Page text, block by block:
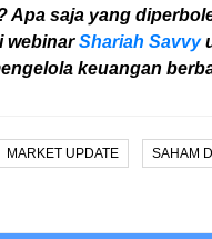
Apa saja yang
webinarShariah Savvy
keuangan
MARKET UPDATE SAHAM